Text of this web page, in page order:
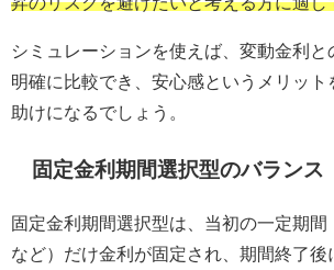
シミュレーションを使えば、変動金利と
明確に比較でき、安心感というメリット
助けになるでしょう。
固定金利期間選択型のバランス
固定金利期間選択型は、当初の一定期
など）だけ金利が固定され、期間終了後